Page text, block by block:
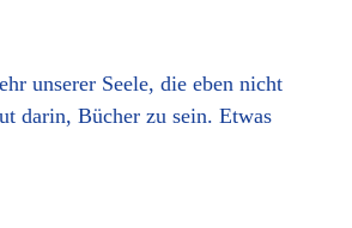
unserer Seele, die eben nicht
darin, Bücher zu sein. Etwas